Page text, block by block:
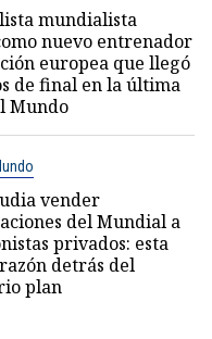
mundialista
nuevo entrenador
europea que llegó
de final en la última
Mundo
vender
del Mundial a
privados: esta
detrás del
plan